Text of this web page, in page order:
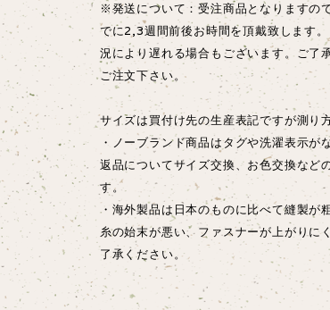
※発送について：受注商品となりますの
でに2,3週間前後お時間を頂戴致します
況により遅れる場合もございます。ご了
ご注文下さい。
サイズは買付け先の生産表記ですが測り
・ノーブランド商品はタグや洗濯表示が
返品についてサイズ交換、お色交換など
す。
・海外製品は日本のものに比べて縫製が
糸の始末が悪い、ファスナーが上がりに
了承ください。